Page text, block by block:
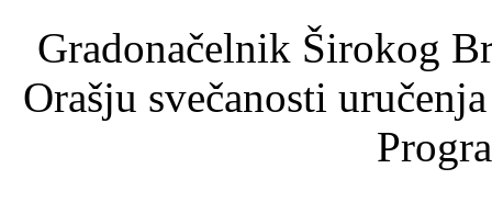
Gradonačelnik Širokog
Orašju svečanosti